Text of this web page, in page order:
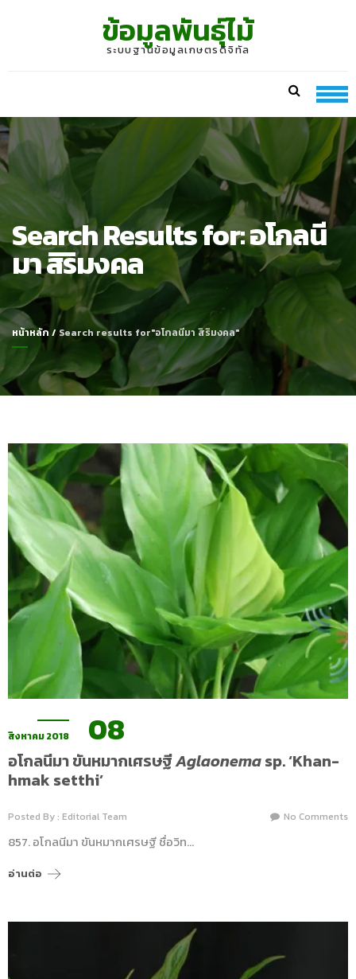
ข้อมูลพันธุ์ไม้
ระบบฐานข้อมูลเกษตรดิจิทัล
Search Results for:อโกลนี
มา สิริมงคล
หน้าหลัก / Search results for"อโกลนีมา สิริมงคล"
สิงหาคม 2018 08
อโกลนีมา ขันหมากเศรษฐีAglaonemasp. ‘Khan-
hmak setthi’
Posted By : Editorial Team No Comments
857. อโกลนีมา ขันหมากเศรษฐี ชื่อวิท…
อ่านต่อ